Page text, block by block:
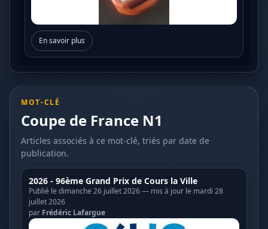
En savoir plus
MOT-CLÉ
Coupe de France N1
Articles associés à ce mot-clé, triés par date de
publication.
2026 - 96ème Grand Prix de Cours la Ville
Publié le dimanche 26 juillet 2026 — mis à jour le mardi 28
juillet 2026
par Frédéric Lafargue